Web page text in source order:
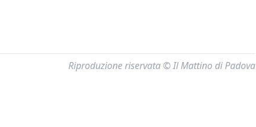
Riproduzione riservata © Il Mattino di Padova